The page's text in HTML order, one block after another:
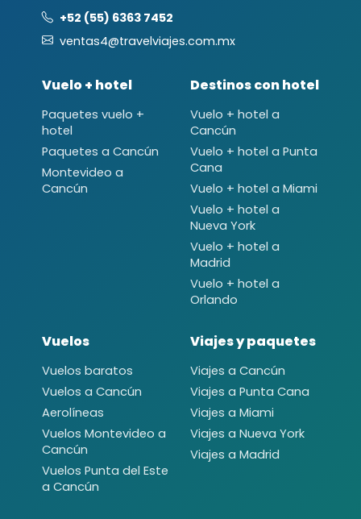
+52 (55) 6363 7452
ventas4@travelviajes.com.mx
Vuelo + hotel
Paquetes vuelo +
hotel
Paquetes a Cancún
Montevideo a
Cancún
Destinos con hotel
Vuelo + hotel a
Cancún
Vuelo + hotel a Punta
Cana
Vuelo + hotel a Miami
Vuelo + hotel a
Nueva York
Vuelo + hotel a
Madrid
Vuelo + hotel a
Orlando
Vuelos
Vuelos baratos
Vuelos a Cancún
Aerolíneas
Vuelos Montevideo a
Cancún
Vuelos Punta del Este
a Cancún
Viajes y paquetes
Viajes a Cancún
Viajes a Punta Cana
Viajes a Miami
Viajes a Nueva York
Viajes a Madrid